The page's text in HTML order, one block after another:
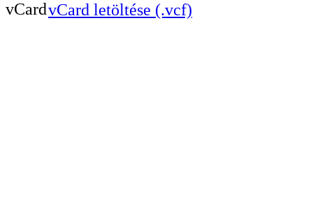
vCard letöltése (.vcf)